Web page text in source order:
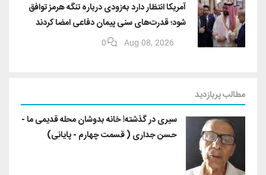
آمریکا انتظار دارد به‌زودی درباره تنگه هرمز توافق
شود؛ قدرت‌های سنی پیمان دفاعی امضا کردند
Aug 08, 2026
0
مطالب پربازدید
سیری در گذشته! خانه بدوشان محله قدیمی ما -
حسن جداری ( قسمت چهارم - پایانی)